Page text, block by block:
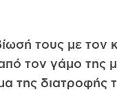
τους με τον
τον γάμο της
της διατροφής